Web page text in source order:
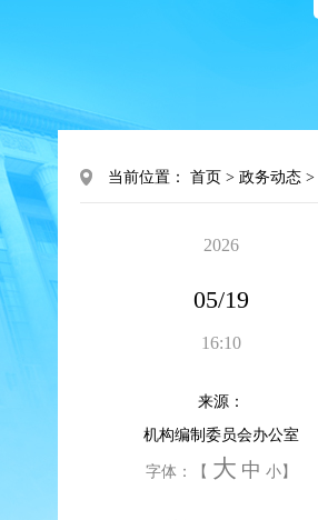
当前位置： 首页 > 政务动态 >
2026
05/19
16:10
来源：
机构编制委员会办公室
字体：【 大 中 小】